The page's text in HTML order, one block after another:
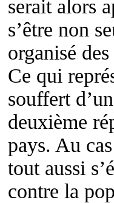
serait alors
s’être non
organisé
Ce qui
souffert
deuxième
pays. Au
tout aussi
contre la